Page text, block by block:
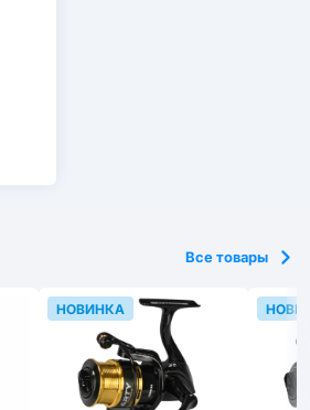
Все товары
НОВИНКА